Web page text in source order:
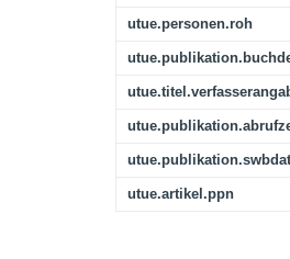
utue.personen.roh
utue.artikel.ppn